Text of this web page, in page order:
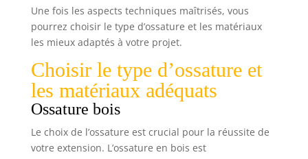
Une fois les aspects techniques maîtrisés, vous
pourrez choisir le type d’ossature et les matériaux
les mieux adaptés à votre projet.
Choisir le type d’ossature et
les matériaux adéquats
Ossature bois
Le choix de l’ossature est crucial pour la réussite de
votre extension. L’ossature en bois est